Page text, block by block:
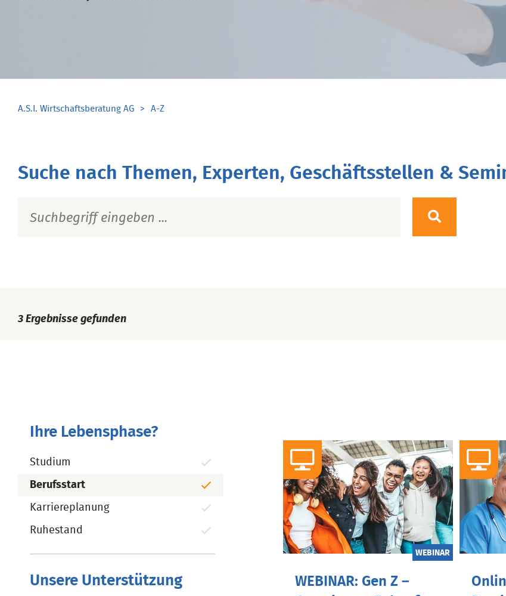
A.S.I. Wirtschaftsberatung AG A-Z
Suche nach Themen, Experten, Geschäftsstellen &
3 Ergebnisse gefunden
Ihre Lebensphase?
Studium
Berufsstart
Karriereplanung
Ruhestand
Unsere Unterstützung
WEBINAR
WEBINAR: Gen Z –